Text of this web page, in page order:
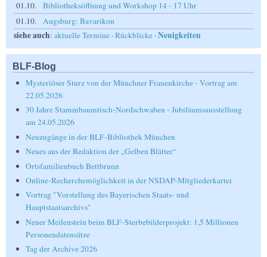
01.10.
Bibliotheksöffnung und Workshop 14 - 17 Uhr
01.10.
Augsburg: Bavarikon
siehe auch: aktuelle Termine ·Rückblicke ·Neuigkeiten
BLF-Blog
Mysteriöser Sturz von der Münchner Frauenkirche - Vortrag am
22.05.2026
30 Jahre Stammbaumtisch-Nordschwaben - Jubiläumsausstellung
am 24.05.2026
Neuzugänge in der BLF-Bibliothek München
Neues aus der Redaktion der „Gelben Blätter“
Ortsfamilienbuch Bettbrunn
Online-Recherchemöglichkeit in der NSDAP-Mitgliederkartei
Vortrag "Vorstellung des Bayerischen Staats- und
Hauptstaatsarchivs"
Neuer Meilenstein beim BLF-Sterbebilderprojekt: 1,5 Millionen
Personendatensätze
Tag der Archive 2026